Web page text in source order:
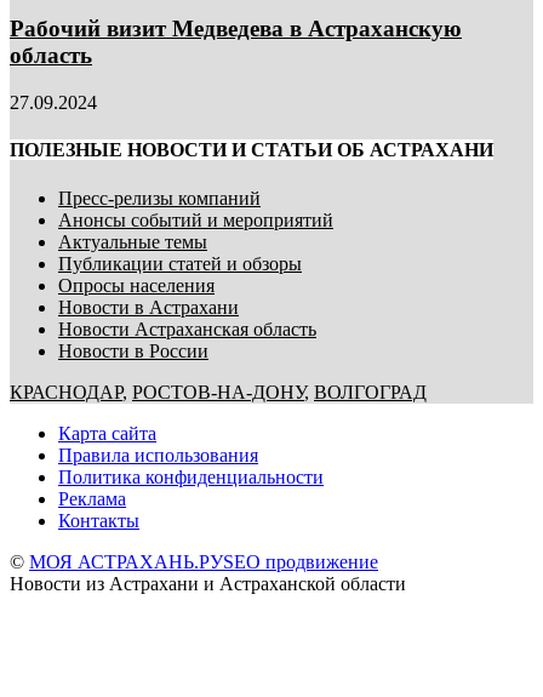
Рабочий визит Медведева в Астраханскую
область
27.09.2024
ПОЛЕЗНЫЕ НОВОСТИ И СТАТЬИ ОБ АСТРАХАНИ
Пресс-релизы компаний
Анонсы событий и мероприятий
Актуальные темы
Публикации статей и обзоры
Опросы населения
Новости в Астрахани
Новости Астраханская область
Новости в России
КРАСНОДАР, РОСТОВ-НА-ДОНУ, ВОЛГОГРАД
Карта сайта
Правила использования
Политика конфиденциальности
Реклама
Контакты
© МОЯ АСТРАХАНЬ.РУSEO продвижение
Новости из Астрахани и Астраханской области